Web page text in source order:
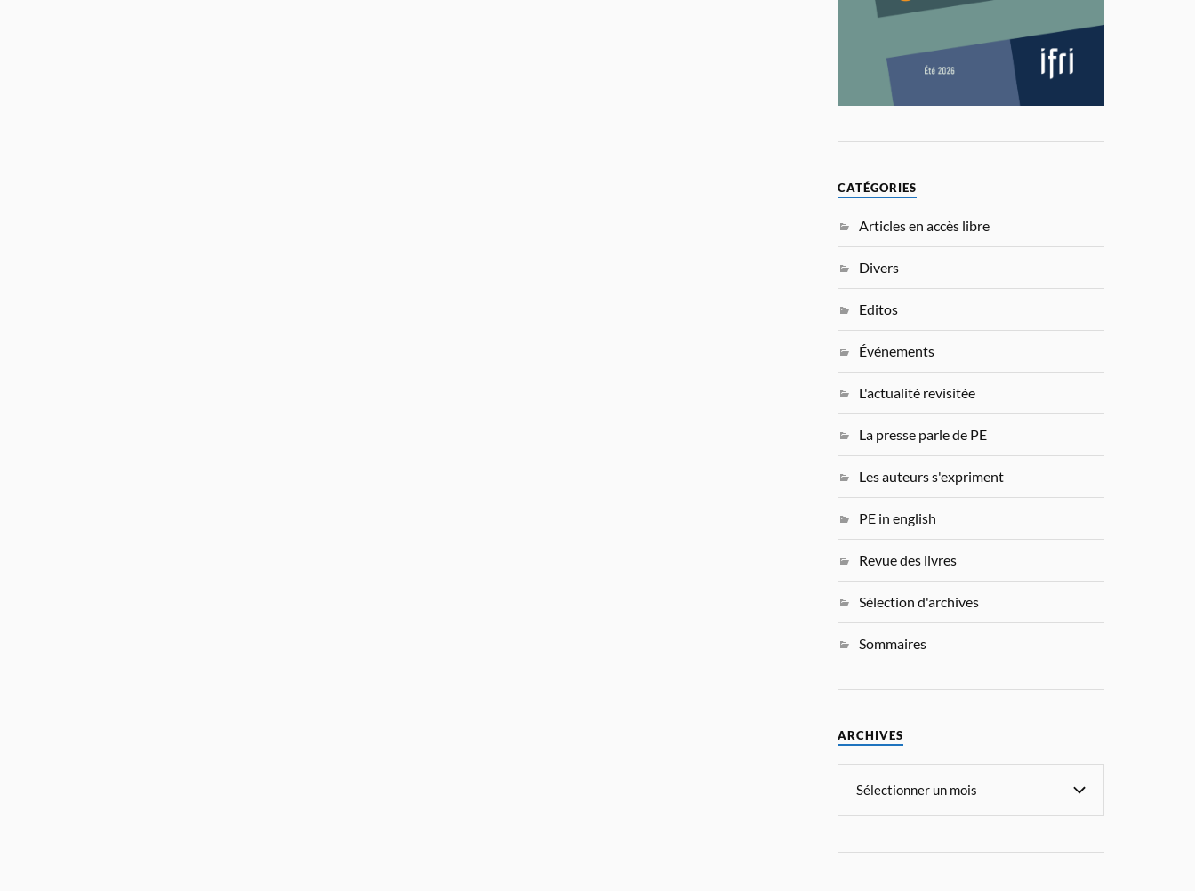
CATÉGORIES
Articles en accès libre
Divers
Editos
Événements
L'actualité revisitée
La presse parle de PE
Les auteurs s'expriment
PE in english
Revue des livres
Sélection d'archives
Sommaires
ARCHIVES